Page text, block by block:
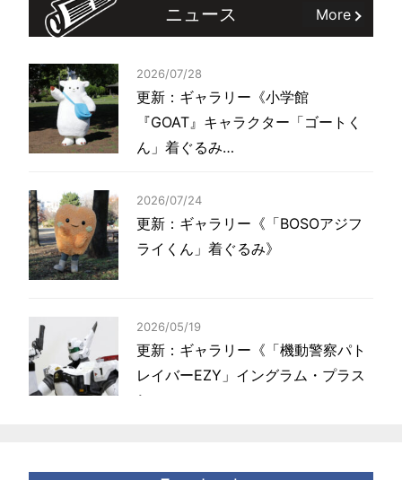
ニュース More
2026/07/28
更新：ギャラリー《小学館
『GOAT』キャラクター「ゴートく
ん」着ぐるみ…
2026/07/24
更新：ギャラリー《「BOSOアジフ
ライくん」着ぐるみ》
2026/05/19
更新：ギャラリー《「機動警察パト
レイバーEZY」イングラム・プラス
1…
更新：ギャラリー《北海道電力「エ